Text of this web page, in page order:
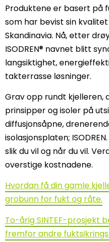
Produktene er basert på
som har bevist sin
Skandinavia. Nå, etter
ISODREN® navnet blitt
langsiktighet,
takterrasse løsninger.
Grav opp rundt kjelleren,
prinsipper og isoler på
diffusjonsåpne,
isolasjonsplaten;
slik du vil og når du vil.
overstige kostnadene.
Hvordan få din gamle
grobunn for fukt og råte.
To-årig SINTEF-prosjekt
fremfor andre